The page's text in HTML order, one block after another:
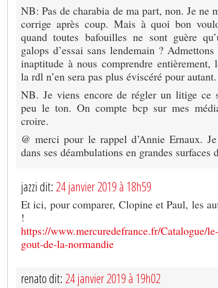
NB: Pas de charabia de ma part, non. Je ne
corrige après coup. Mais à quoi bon
quand toutes bafouilles ne sont guère
galops d’essai sans lendemain ?
inaptitude à nous comprendre
la rdl n’en sera pas plus éviscéré pour autant.
NB. Je viens encore de régler un litige ce
peu le ton. On compte bcp sur mes
croire.
@ merci pour le rappel d’Annie Ernaux.
dans ses déambulations en grandes surfaces
jazzi dit: 24 janvier 2019 à 18h59
Et ici, pour comparer, Clopine et Paul, les
!
https://www.mercuredefrance.fr/Catalogue/
gout-de-la-normandie
renato dit: 24 janvier 2019 à 19h02